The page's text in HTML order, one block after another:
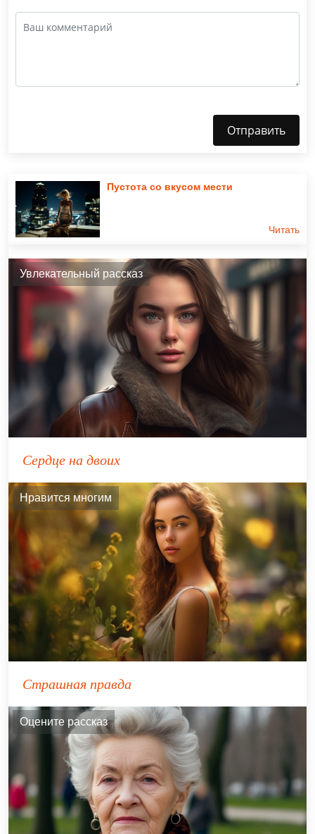
Отправить
Пустота со вкусом мести
Читать
Увлекательный рассказ
Сердце на двоих
Нравится многим
Страшная правда
Оцените рассказ